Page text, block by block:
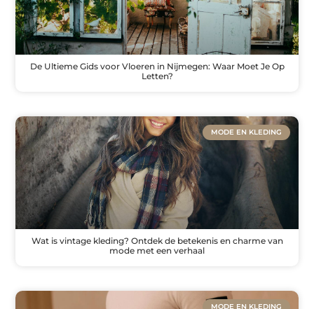
De Ultieme Gids voor Vloeren in Nijmegen: Waar Moet Je Op
Letten?
MODE EN KLEDING
Wat is vintage kleding? Ontdek de betekenis en charme van
mode met een verhaal
MODE EN KLEDING